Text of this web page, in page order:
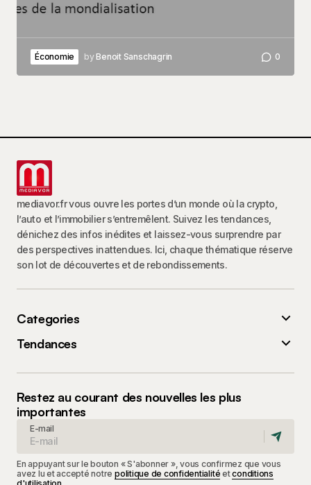
Économie by Benoit Sanschagrin 0
mediavor.fr vous ouvre les portes d’un monde où la crypto,
l’auto et l’immobilier s’entremêlent. Suivez les tendances,
dénichez des infos inédites et laissez-vous surprendre par
des perspectives inattendues. Ici, chaque thématique réserve
son lot de découvertes et de rebondissements.
Categories
Tendances
Restez au courant des nouvelles les plus
importantes
E-mail
En appuyant sur le bouton « S'abonner », vous confirmez que vous
avez lu et accepté notre politique de confidentialité etconditions